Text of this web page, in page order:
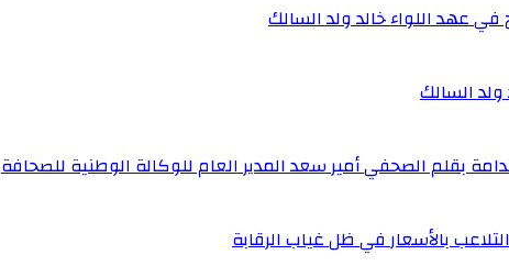
في عهد اللواء خالد ولد السالك
ولد السالك
بقلم الصحفي أمير سعد المدير العام للوكالة الوطنية للصحافة
بالأسعار في ظل غياب الرقابة